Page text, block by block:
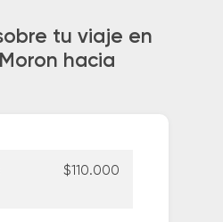
tu viaje en
hacia
$110.000